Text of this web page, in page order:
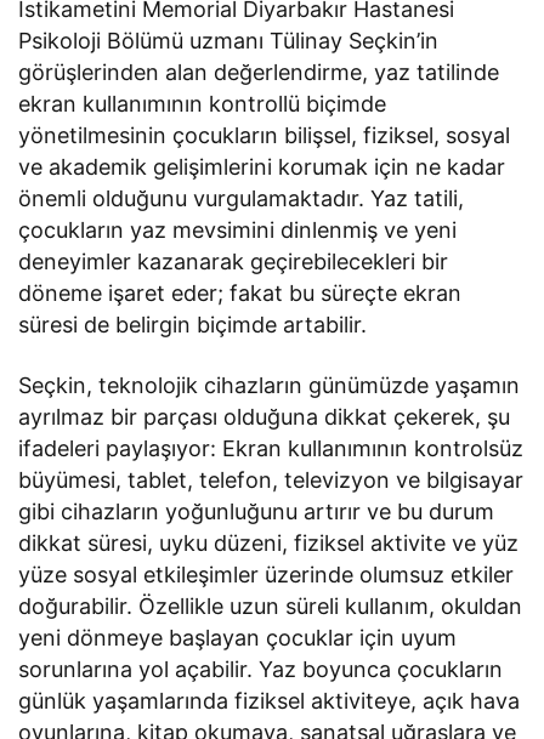
İstikametini Memorial Diyarbakır Hastanesi
Psikoloji Bölümü uzmanı Tülinay Seçkin’in
görüşlerinden alan değerlendirme, yaz tatilinde
ekran kullanımının kontrollü biçimde
yönetilmesinin çocukların bilişsel, fiziksel, sosyal
ve akademik gelişimlerini korumak için ne kadar
önemli olduğunu vurgulamaktadır. Yaz tatili,
çocukların yaz mevsimini dinlenmiş ve yeni
deneyimler kazanarak geçirebilecekleri bir
döneme işaret eder; fakat bu süreçte ekran
süresi de belirgin biçimde artabilir.
Seçkin, teknolojik cihazların günümüzde yaşamın
ayrılmaz bir parçası olduğuna dikkat çekerek, şu
ifadeleri paylaşıyor: Ekran kullanımının kontrolsüz
büyümesi, tablet, telefon, televizyon ve bilgisayar
gibi cihazların yoğunluğunu artırır ve bu durum
dikkat süresi, uyku düzeni, fiziksel aktivite ve yüz
yüze sosyal etkileşimler üzerinde olumsuz etkiler
doğurabilir. Özellikle uzun süreli kullanım, okuldan
yeni dönmeye başlayan çocuklar için uyum
sorunlarına yol açabilir. Yaz boyunca çocukların
günlük yaşamlarında fiziksel aktiviteye, açık hava
oyunlarına, kitap okumaya, sanatsal uğraşlara ve